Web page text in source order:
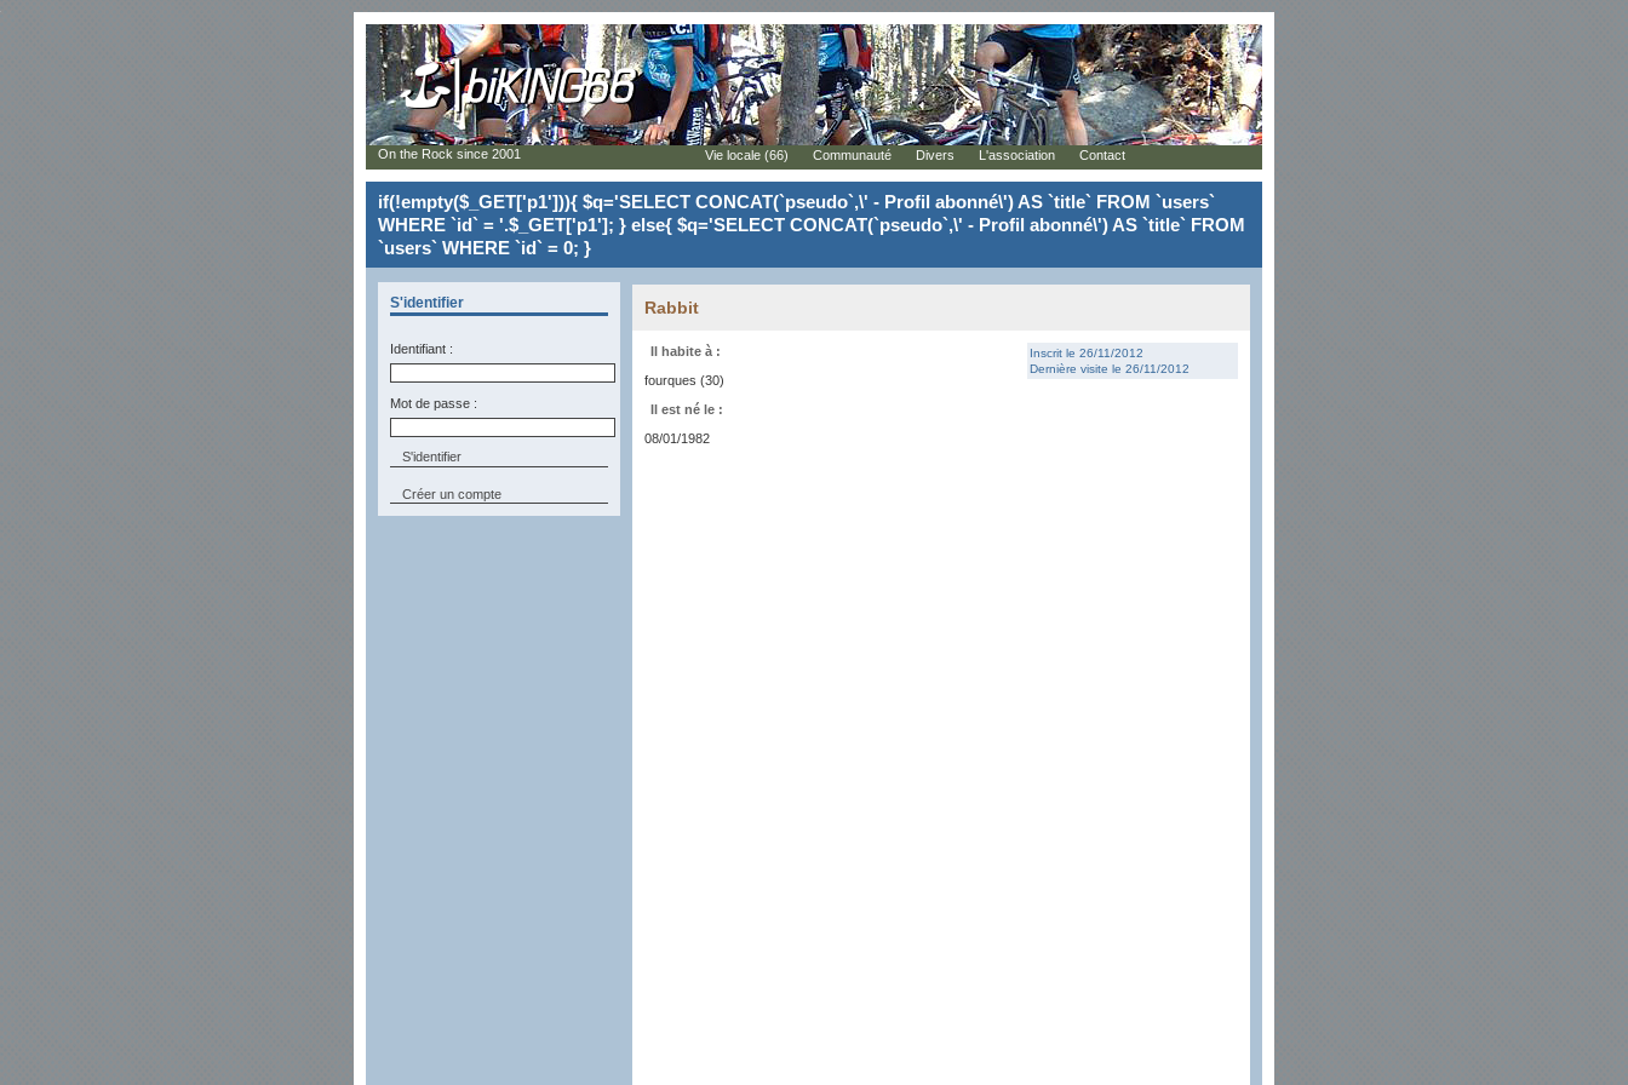
if(!empty($_GET['p1'])){ $q='SELECT CONCAT(`pseudo`,\' - Profil abonné\') AS `title` FROM `users`
WHERE `id` = '.$_GET['p1']; } else{ $q='SELECT CONCAT(`pseudo`,\' - Profil abonné\') AS `title` FROM
`users` WHERE `id` = 0; }
S'identifier
Identifiant :
Mot de passe :
Créer un compte
Rabbit
Inscrit le 26/11/2012
Dernière visite le 26/11/2012
Il habite à :
fourques (30)
Il est né le :
08/01/1982
On the Rock since 2001 Vie locale (66) Communauté Divers L'association Contact